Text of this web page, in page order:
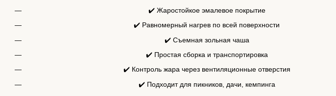
✔️ Жаростойкое эмалевое покрытие
✔️ Равномерный нагрев по всей поверхности
✔️ Съемная зольная чаша
✔️ Простая сборка и транспортировка
✔️ Контроль жара через вентиляционные отверстия
✔️ Подходит для пикников, дачи, кемпинга